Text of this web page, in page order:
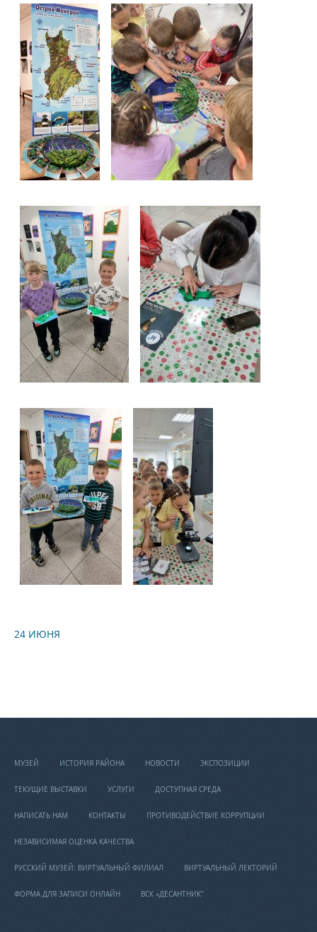
24 ИЮНЯ
МУЗЕЙ ИСТОРИЯ РАЙОНА НОВОСТИ ЭКСПОЗИЦИИ
ТЕКУЩИЕ ВЫСТАВКИ УСЛУГИ ДОСТУПНАЯ СРЕДА
НАПИСАТЬ НАМ КОНТАКТЫ ПРОТИВОДЕЙСТВИЕ КОРРУПЦИИ
НЕЗАВИСИМАЯ ОЦЕНКА КАЧЕСТВА
РУССКИЙ МУЗЕЙ: ВИРТУАЛЬНЫЙ ФИЛИАЛ ВИРТУАЛЬНЫЙ ЛЕКТОРИЙ
ФОРМА ДЛЯ ЗАПИСИ ОНЛАЙН ВСК «ДЕСАНТНИК"